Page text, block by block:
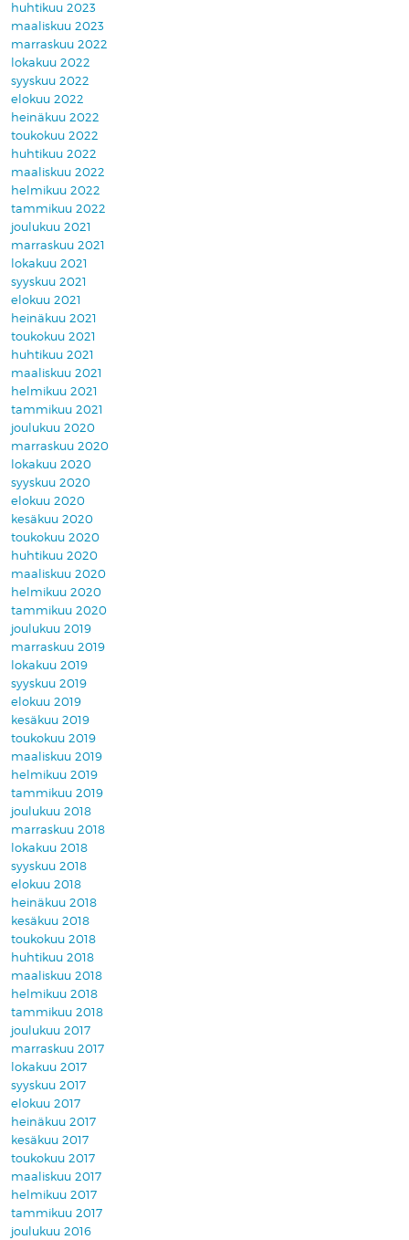
huhtikuu 2023
maaliskuu 2023
marraskuu 2022
lokakuu 2022
syyskuu 2022
elokuu 2022
heinäkuu 2022
toukokuu 2022
huhtikuu 2022
maaliskuu 2022
helmikuu 2022
tammikuu 2022
joulukuu 2021
marraskuu 2021
lokakuu 2021
syyskuu 2021
elokuu 2021
heinäkuu 2021
toukokuu 2021
huhtikuu 2021
maaliskuu 2021
helmikuu 2021
tammikuu 2021
joulukuu 2020
marraskuu 2020
lokakuu 2020
syyskuu 2020
elokuu 2020
kesäkuu 2020
toukokuu 2020
huhtikuu 2020
maaliskuu 2020
helmikuu 2020
tammikuu 2020
joulukuu 2019
marraskuu 2019
lokakuu 2019
syyskuu 2019
elokuu 2019
kesäkuu 2019
toukokuu 2019
maaliskuu 2019
helmikuu 2019
tammikuu 2019
joulukuu 2018
marraskuu 2018
lokakuu 2018
syyskuu 2018
elokuu 2018
heinäkuu 2018
kesäkuu 2018
toukokuu 2018
huhtikuu 2018
maaliskuu 2018
helmikuu 2018
tammikuu 2018
joulukuu 2017
marraskuu 2017
lokakuu 2017
syyskuu 2017
elokuu 2017
heinäkuu 2017
kesäkuu 2017
toukokuu 2017
maaliskuu 2017
helmikuu 2017
tammikuu 2017
joulukuu 2016